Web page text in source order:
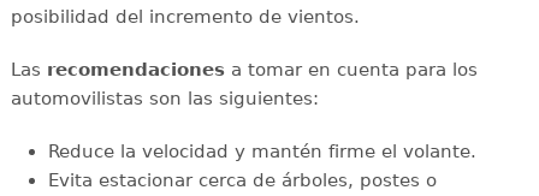
posibilidad del incremento de vientos.
Las recomendacionesa tomar en cuenta para los
automovilistas son las siguientes:
Reduce la velocidad y mantén firme el volante.
Evita estacionar cerca de árboles, postes o